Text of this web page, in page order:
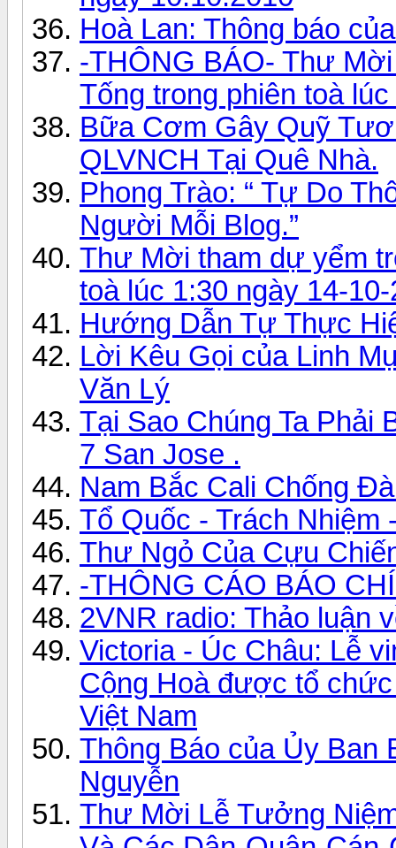
Hoà Lan: Thông báo
-THÔNG BÁO- Thư
Tống trong phiên toà
Bữa Cơm Gây Quỹ
QLVNCH Tại Quê Nhà.
Phong Trào: “ Tự Do
Người Mỗi Blog.”
Thư Mời tham dự yểm
toà lúc 1:30 ngày 14-
Hướng Dẫn Tự Thực
Lời Kêu Gọi của Linh
Văn Lý
Tại Sao Chúng Ta
7 San Jose .
Nam Bắc Cali Chống
Tổ Quốc - Trách Nhiệm
Thư Ngỏ Của Cựu
-THÔNG CÁO BÁO
2VNR radio: Thảo luận
Victoria - Úc Châu: Lễ
Cộng Hoà được tổ
Việt Nam
Thông Báo của Ủy Ban
Nguyễn
Thư Mời Lễ Tưởng